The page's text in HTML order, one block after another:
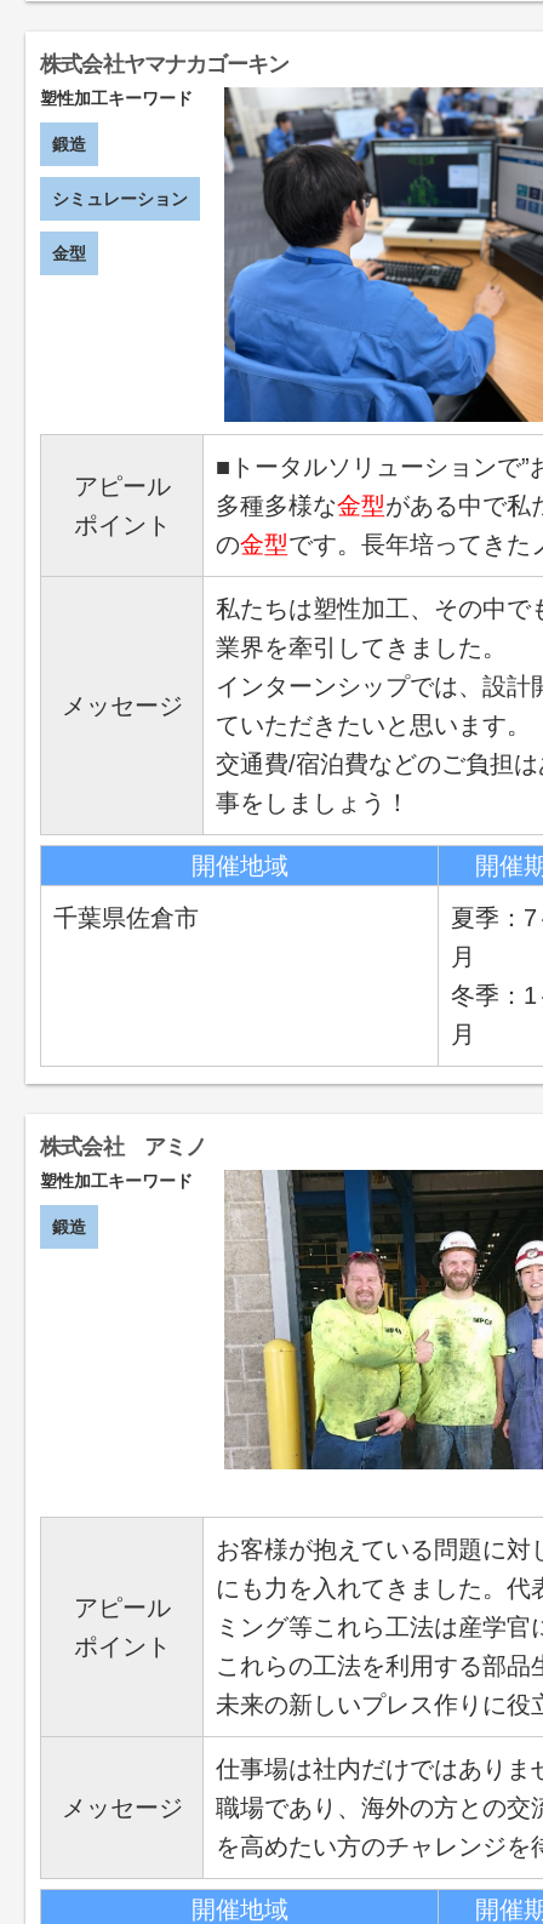
株式会社ヤマナカゴーキン
塑性加工キーワード
鍛造
シミュレーション
金型
アピール
ポイント
■トータルソリューションで”
多種多様な金型がある中で私
の金型です。長年培ってきた
メッセージ
私たちは塑性加工、その中で
業界を牽引してきました。
インターンシップでは、設
ていただきたいと思います。
交通費/宿泊費などのご負担
事をしましょう！
開催地域
開催
千葉県佐倉市
夏季：7
月
冬季：1
月
株式会社 アミノ
塑性加工キーワード
鍛造
アピール
ポイント
お客様が抱えている問題に
にも力を入れてきました。
ミング等これら工法は産学
これらの工法を利用する部
未来の新しいプレス作りに役
メッセージ
仕事場は社内だけではあり
職場であり、海外の方との
を高めたい方のチャレンジを
開催地域
開催